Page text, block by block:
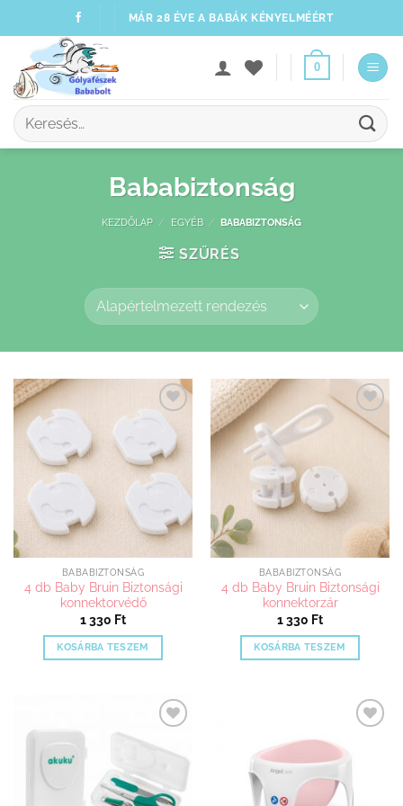
to
content
MÁR 28 ÉVE A BABÁK KÉNYELMÉÉRT
0
Keresés
a
Bababiztonság
KEZDŐLAP / EGYÉB / BABABIZTONSÁG
SZŰRÉS
Kedvenceimhez
BABABIZTONSÁG
4 db Baby Bruin Biztonsági
konnektorvédő
1 330 Ft
KOSÁRBA TESZEM
Kedvenceimhez
BABABIZTONSÁG
4 db Baby Bruin Biztonsági
konnektorzár
1 330 Ft
KOSÁRBA TESZEM
Kedvenceimhez
Kedvenceimhez
adom